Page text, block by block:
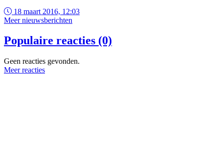
18 maart 2016, 12:03
Meer nieuwsberichten
Populaire reacties (0)
Geen reacties gevonden.
Meer reacties